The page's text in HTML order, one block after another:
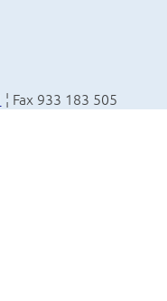
¦ Fax 933 183 505